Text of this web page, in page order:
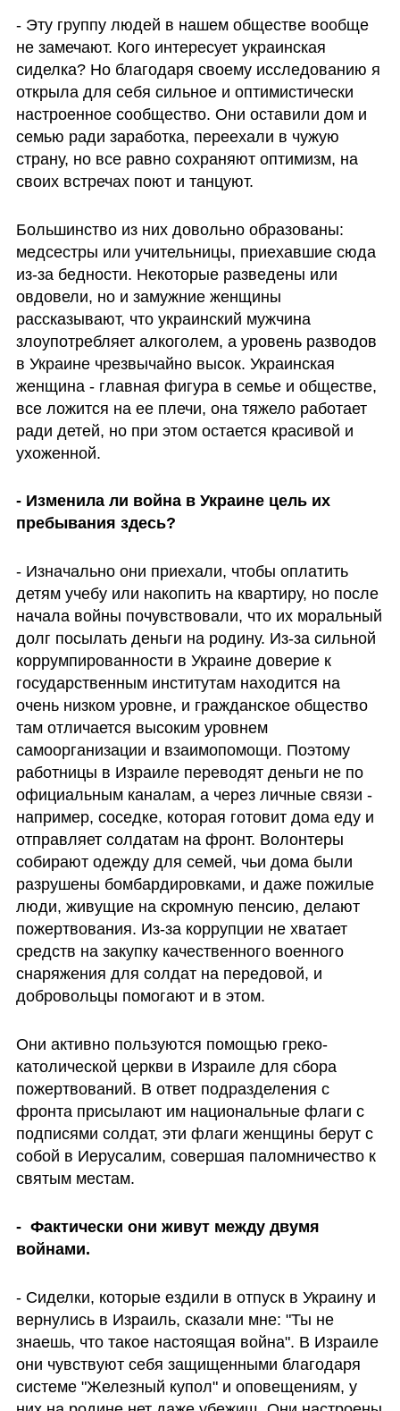
- Эту группу людей в нашем обществе вообще
не замечают. Кого интересует украинская
сиделка? Но благодаря своему исследованию я
открыла для себя сильное и оптимистически
настроенное сообщество. Они оставили дом и
семью ради заработка, переехали в чужую
страну, но все равно сохраняют оптимизм, на
своих встречах поют и танцуют.
Большинство из них довольно образованы:
медсестры или учительницы, приехавшие сюда
из-за бедности. Некоторые разведены или
овдовели, но и замужние женщины
рассказывают, что украинский мужчина
злоупотребляет алкоголем, а уровень разводов
в Украине чрезвычайно высок. Украинская
женщина - главная фигура в семье и обществе,
все ложится на ее плечи, она тяжело работает
ради детей, но при этом остается красивой и
ухоженной.
- Изменила ли война в Украине цель их
пребывания здесь?
- Изначально они приехали, чтобы оплатить
детям учебу или накопить на квартиру, но после
начала войны почувствовали, что их моральный
долг посылать деньги на родину. Из-за сильной
коррумпированности в Украине доверие к
государственным институтам находится на
очень низком уровне, и гражданское общество
там отличается высоким уровнем
самоорганизации и взаимопомощи. Поэтому
работницы в Израиле переводят деньги не по
официальным каналам, а через личные связи -
например, соседке, которая готовит дома еду и
отправляет солдатам на фронт. Волонтеры
собирают одежду для семей, чьи дома были
разрушены бомбардировками, и даже пожилые
люди, живущие на скромную пенсию, делают
пожертвования. Из-за коррупции не хватает
средств на закупку качественного военного
снаряжения для солдат на передовой, и
добровольцы помогают и в этом.
Они активно пользуются помощью греко-
католической церкви в Израиле для сбора
пожертвований. В ответ подразделения с
фронта присылают им национальные флаги с
подписями солдат, эти флаги женщины берут с
собой в Иерусалим, совершая паломничество к
святым местам.
-  Фактически они живут между двумя
войнами.
- Сиделки, которые ездили в отпуск в Украину и
вернулись в Израиль, сказали мне: "Ты не
знаешь, что такое настоящая война". В Израиле
они чувствуют себя защищенными благодаря
системе "Железный купол" и оповещениям, у